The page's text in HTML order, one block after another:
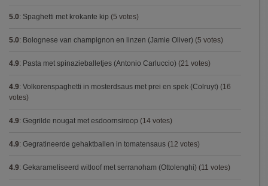
5.0: Spaghetti met krokante kip (5 votes)
5.0: Bolognese van champignon en linzen (Jamie Oliver) (5 votes)
4.9: Pasta met spinazieballetjes (Antonio Carluccio) (21 votes)
4.9: Volkorenspaghetti in mosterdsaus met prei en spek (Colruyt) (16
votes)
4.9: Gegrilde nougat met esdoornsiroop (14 votes)
4.9: Gegratineerde gehaktballen in tomatensaus (12 votes)
4.9: Gekarameliseerd witloof met serranoham (Ottolenghi) (11 votes)